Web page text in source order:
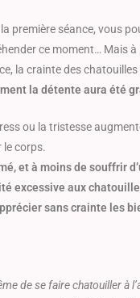
première séance, vous
ce moment… Mais à
la crainte des
la détente aura été
ou la tristesse
le corps.
et à moins de souffrir
excessive aux
sans crainte les
de se faire chatouiller à